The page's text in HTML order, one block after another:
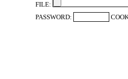
FILE:
PASSWORD: